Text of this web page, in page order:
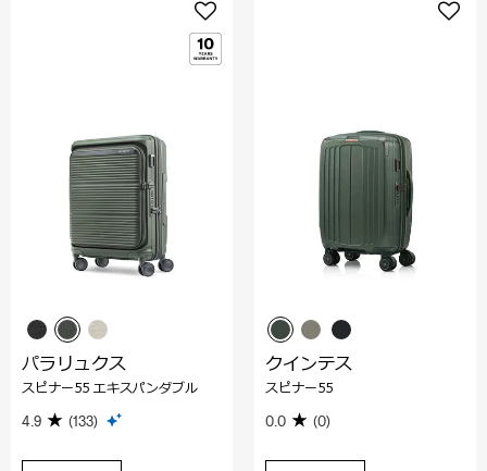
パラリュクス
スピナー55 エキスパンダブル
4.9 (133)
クインテス
スピナー55
0.0 (0)